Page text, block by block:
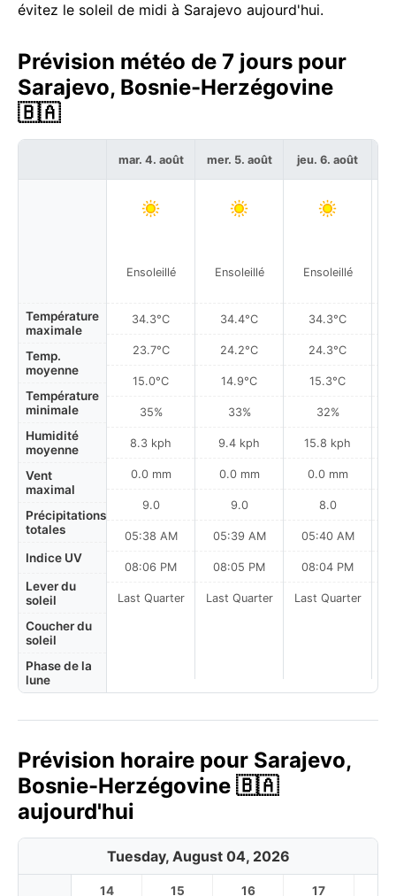
évitez le soleil de midi à Sarajevo aujourd'hui.
Prévision météo de 7 jours pour
Sarajevo, Bosnie-Herzégovine
🇧🇦
Température
maximale
Temp.
moyenne
Température
minimale
Humidité
moyenne
Vent
maximal
Précipitations
totales
Indice UV
Lever du
soleil
Coucher du
soleil
Phase de la
lune
mar. 4. août
Ensoleillé
34.3°C
23.7°C
15.0°C
35%
8.3 kph
0.0 mm
9.0
05:38 AM
08:06 PM
Last Quarter
mer. 5. août
Ensoleillé
34.4°C
24.2°C
14.9°C
33%
9.4 kph
0.0 mm
9.0
05:39 AM
08:05 PM
Last Quarter
jeu. 6. août
Ensoleillé
34.3°C
24.3°C
15.3°C
32%
15.8 kph
0.0 mm
8.0
05:40 AM
08:04 PM
Last Quarter
Prévision horaire pour Sarajevo,
Bosnie-Herzégovine 🇧🇦
aujourd'hui
Tuesday, August 04, 2026
14 15 16 17